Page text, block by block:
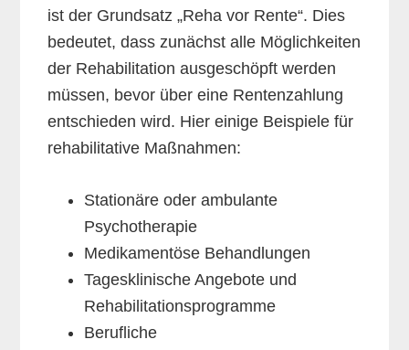
ist der Grundsatz „Reha vor Rente“. Dies
bedeutet, dass zunächst alle Möglichkeiten
der Rehabilitation ausgeschöpft werden
müssen, bevor über eine Rentenzahlung
entschieden wird. Hier einige Beispiele für
rehabilitative Maßnahmen:
Stationäre oder ambulante
Psychotherapie
Medikamentöse Behandlungen
Tagesklinische Angebote und
Rehabilitationsprogramme
Berufliche